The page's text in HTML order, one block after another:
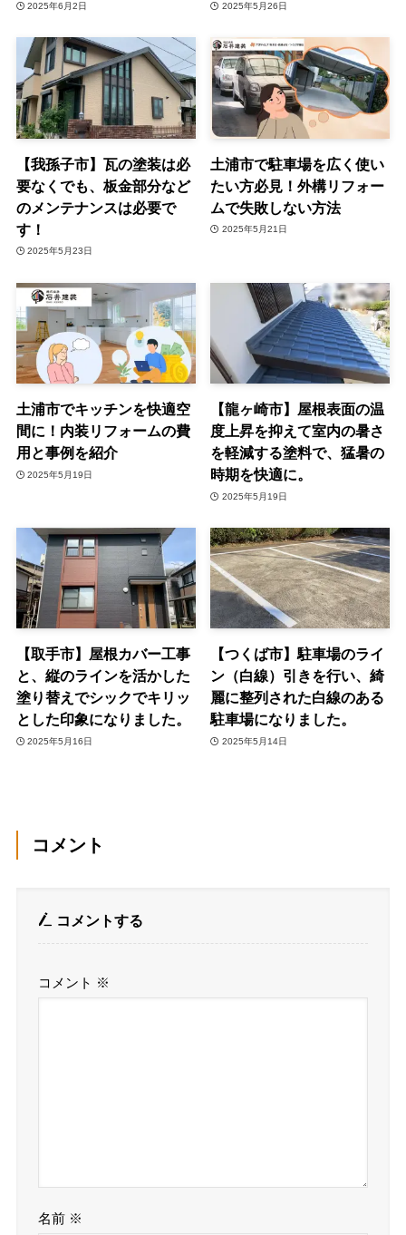
2025年6月2日 2025年5月26日
【我孫子市】瓦の塗装は必
要なくでも、板金部分など
のメンテナンスは必要で
す！
2025年5月23日
土浦市で駐車場を広く使い
たい方必見！外構リフォー
ムで失敗しない方法
2025年5月21日
土浦市でキッチンを快適空
間に！内装リフォームの費
用と事例を紹介
2025年5月19日
【龍ヶ崎市】屋根表面の温
度上昇を抑えて室内の暑さ
を軽減する塗料で、猛暑の
時期を快適に。
2025年5月19日
【取手市】屋根カバー工事
と、縦のラインを活かした
塗り替えでシックでキリッ
とした印象になりました。
2025年5月16日
【つくば市】駐車場のライ
ン（白線）引きを行い、綺
麗に整列された白線のある
駐車場になりました。
2025年5月14日
コメント
コメントする
コメント ※
名前 ※